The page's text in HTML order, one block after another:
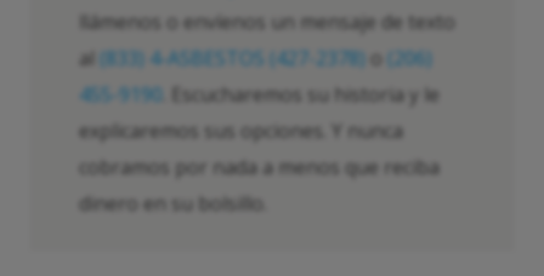
llámenos o envíenos un mensaje de texto
al (833) 4-ASBESTOS (427-2378)
(206)
455-9190
. Escucharemos su historia y le
explicaremos sus opciones. Y nunca
cobramos por nada a menos que reciba
dinero en su bolsillo.